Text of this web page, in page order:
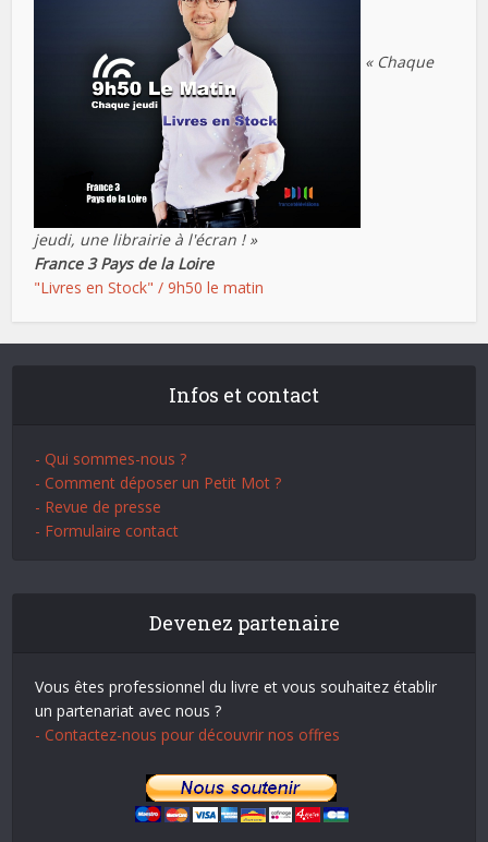
« Chaque
jeudi, une librairie à l'écran ! »
France 3 Pays de la Loire
"Livres en Stock" / 9h50 le matin
Infos et contact
- Qui sommes-nous ?
- Comment déposer un Petit Mot ?
- Revue de presse
- Formulaire contact
Devenez partenaire
Vous êtes professionnel du livre et vous souhaitez établir
un partenariat avec nous ?
- Contactez-nous pour découvrir nos offres